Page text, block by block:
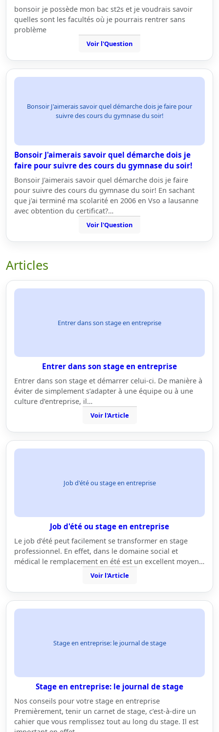
bonsoir je possède mon bac st2s et je voudrais savoir
quelles sont les facultés où je pourrais rentrer sans
problème
Voir l'Question
Bonsoir J'aimerais savoir quel démarche dois je faire pour
suivre des cours du gymnase du soir!
Bonsoir J'aimerais savoir quel démarche dois je
faire pour suivre des cours du gymnase du soir!
Bonsoir J'aimerais savoir quel démarche dois je faire
pour suivre des cours du gymnase du soir! En sachant
que j'ai terminé ma scolarité en 2006 en Vso a lausanne
avec obtention du certificat?…
Voir l'Question
Articles
Entrer dans son stage en entreprise
Entrer dans son stage en entreprise
Entrer dans son stage et démarrer celui-ci. De manière à
éviter de simplement s’adapter à une équipe ou à une
culture d’entreprise, il…
Voir l'Article
Job d'été ou stage en entreprise
Job d'été ou stage en entreprise
Le job d’été peut facilement se transformer en stage
professionnel. En effet, dans le domaine social et
médical le remplacement en été est un excellent moyen…
Voir l'Article
Stage en entreprise: le journal de stage
Stage en entreprise: le journal de stage
Nos conseils pour votre stage en entreprise
Premièrement, tenir un carnet de stage, c’est-à-dire un
cahier que vous remplissez tout au long du stage. Il est